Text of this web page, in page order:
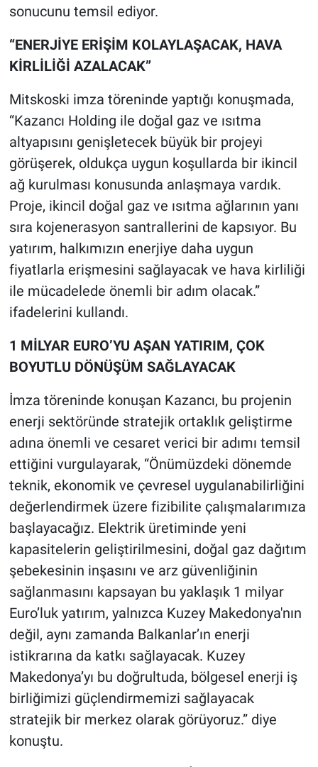
sonucunu temsil ediyor.
“ENERJİYE ERİŞİM KOLAYLAŞACAK, HAVA
KİRLİLİĞİ AZALACAK”
Mitskoski imza töreninde yaptığı konuşmada,
“Kazancı Holding ile doğal gaz ve ısıtma
altyapısını genişletecek büyük bir projeyi
görüşerek, oldukça uygun koşullarda bir ikincil
ağ kurulması konusunda anlaşmaya vardık.
Proje, ikincil doğal gaz ve ısıtma ağlarının yanı
sıra kojenerasyon santrallerini de kapsıyor. Bu
yatırım, halkımızın enerjiye daha uygun
fiyatlarla erişmesini sağlayacak ve hava kirliliği
ile mücadelede önemli bir adım olacak.”
ifadelerini kullandı.
1 MİLYAR EURO’YU AŞAN YATIRIM, ÇOK
BOYUTLU DÖNÜŞÜM SAĞLAYACAK
İmza töreninde konuşan Kazancı, bu projenin
enerji sektöründe stratejik ortaklık geliştirme
adına önemli ve cesaret verici bir adımı temsil
ettiğini vurgulayarak, “Önümüzdeki dönemde
teknik, ekonomik ve çevresel uygulanabilirliğini
değerlendirmek üzere fizibilite çalışmalarımıza
başlayacağız. Elektrik üretiminde yeni
kapasitelerin geliştirilmesini, doğal gaz dağıtım
şebekesinin inşasını ve arz güvenliğinin
sağlanmasını kapsayan bu yaklaşık 1 milyar
Euro’luk yatırım, yalnızca Kuzey Makedonya'nın
değil, aynı zamanda Balkanlar’ın enerji
istikrarına da katkı sağlayacak. Kuzey
Makedonya’yı bu doğrultuda, bölgesel enerji iş
birliğimizi güçlendirmemizi sağlayacak
stratejik bir merkez olarak görüyoruz.” diye
konuştu.